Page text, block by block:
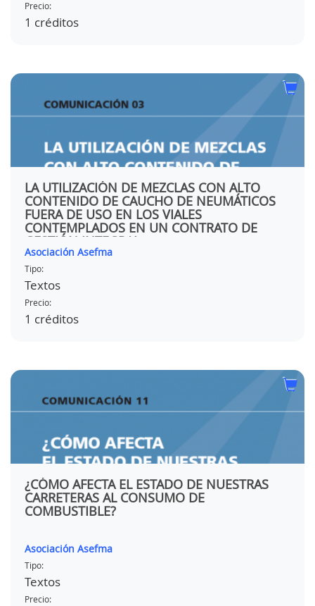
Precio:
1 créditos
LA UTILIZACIÓN DE MEZCLAS CON ALTO
CONTENIDO DE CAUCHO DE NEUMÁTICOS
FUERA DE USO EN LOS VIALES
CONTEMPLADOS EN UN CONTRATO DE
GESTIÓN INTEGRAL
Asociación Asefma
Tipo:
Textos
Precio:
1 créditos
¿CÓMO AFECTA EL ESTADO DE NUESTRAS
CARRETERAS AL CONSUMO DE
COMBUSTIBLE?
Asociación Asefma
Tipo:
Textos
Precio: